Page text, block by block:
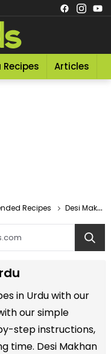
Recipes Articles
Recipes Desi Makhan Recipe In Urdu
in Urdu with our
our simple
step instructions,
time. Desi Makhan